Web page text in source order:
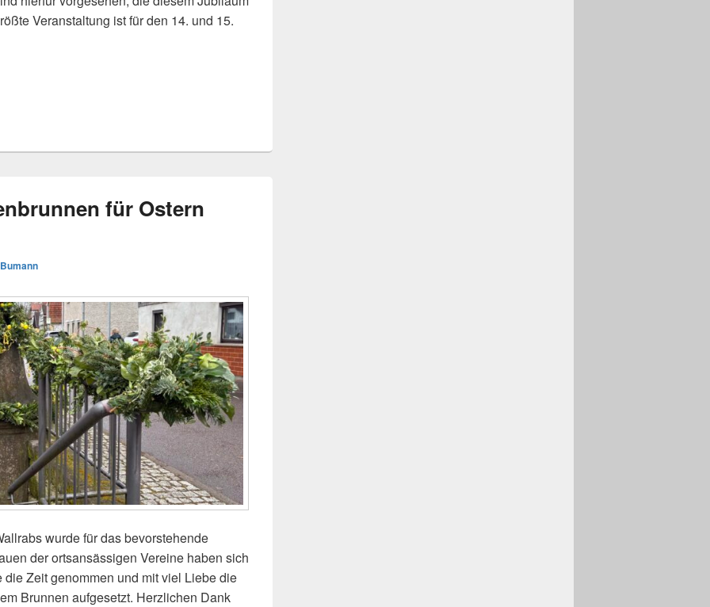
Veranstaltung ist für den 14. und 15.
Heimatverein Wallrabs
für Ostern
wurde für das bevorstehende
der ortsansässigen Vereine haben sich
Zeit genommen und mit viel Liebe die
Brunnen aufgesetzt. Herzlichen Dank